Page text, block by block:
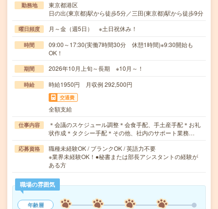
勤務地
東京都港区
日の出(東京都)駅から徒歩5分／三田(東京都)駅から徒歩9分
曜日頻度 月～金（週5日） ※土日祝休み！
時間
09:00～17:30(実働7時間30分 休憩1時間)※9:30開始も
OK！
期間 2026年10月上旬～長期 ※10月～！
時給 時給1950円 月収例 292,500円
交通費
全額支給
仕事内容
＊会議のスケジュール調整＊会食手配、手土産手配＊お礼
状作成＊タクシー手配＊その他、社内のサポート業務…
応募資格
職種未経験OK / ブランクOK / 英語力不要
※業界未経験OK！●秘書または部長アシスタントの経験が
ある方
職場の雰囲気
年齢層